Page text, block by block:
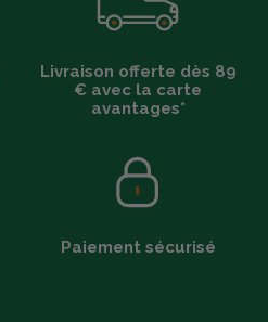
Livraison offerte dès 89
€ avec la carte
avantages*
Paiement sécurisé